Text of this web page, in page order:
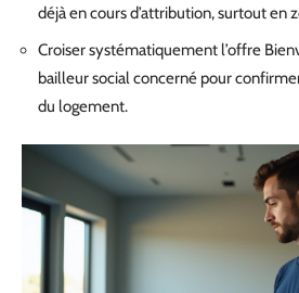
déjà en cours d’attribution, surtout en
Croiser systématiquement l’offre
bailleur social concerné pour
du logement.